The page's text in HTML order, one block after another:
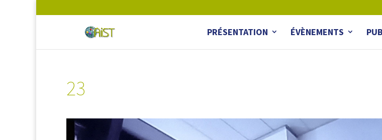
PRÉSENTATION ÉVÈNEMENTS
23